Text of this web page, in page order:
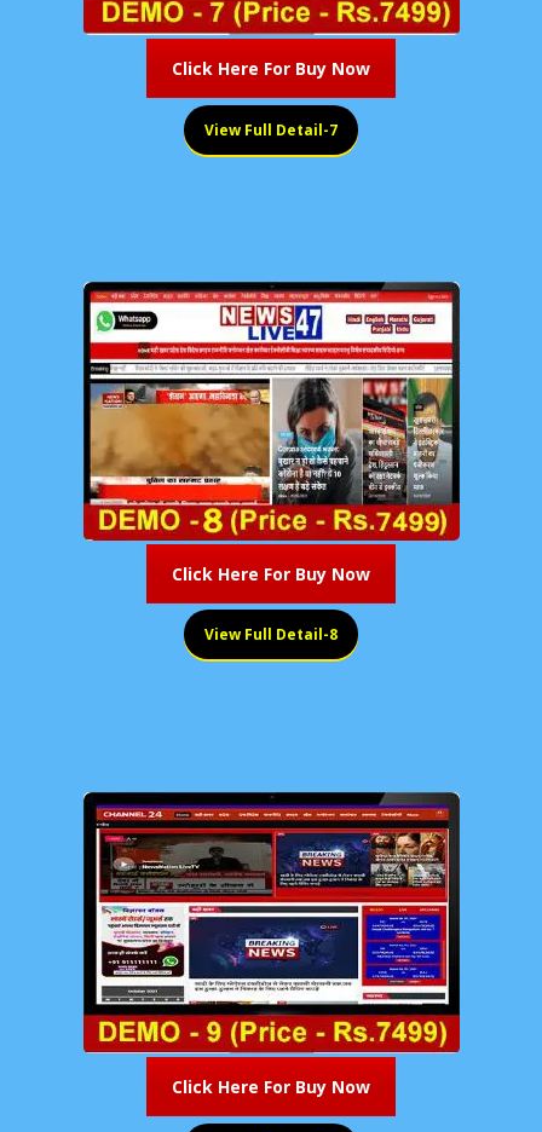
Click Here For Buy Now
View Full Detail-7
Click Here For Buy Now
View Full Detail-8
Click Here For Buy Now